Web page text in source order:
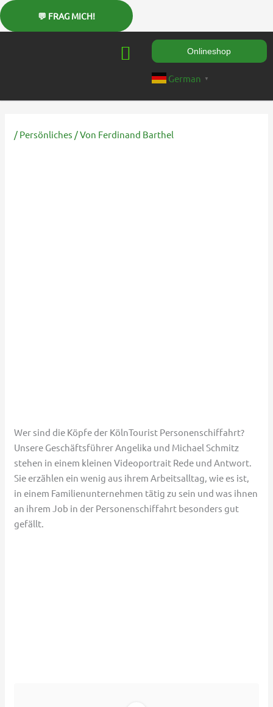
Inhalt
springen
Onlineshop
German ▼
/ Persönliches / Von Ferdinand Barthel
Wer sind die Köpfe der KölnTourist Personenschiffahrt?
Unsere Geschäftsführer Angelika und Michael Schmitz
stehen in einem kleinen Videoportrait Rede und Antwort.
Sie erzählen ein wenig aus ihrem Arbeitsalltag, wie es ist,
in einem Familienunternehmen tätig zu sein und was ihnen
an ihrem Job in der Personenschiffahrt besonders gut
gefällt.